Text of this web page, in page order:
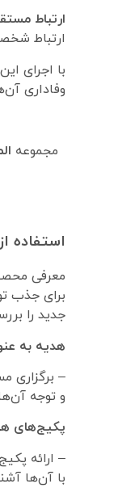
ارتباط
ارتباط
با اجرای
وفاداری
مجموعه
استفاده
معرفی
برای جذب
جدید را
هدیه به
– برگزاری
و توجه
پکیج‌های
– ارائه
با آن‌ها